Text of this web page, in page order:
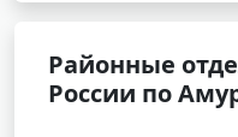
Районные
России по